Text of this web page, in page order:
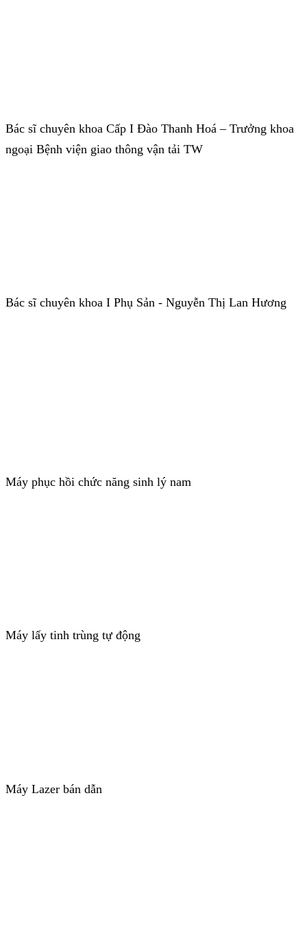
Bác sĩ chuyên khoa Cấp I Đào Thanh Hoá – Trưởng khoa
ngoại Bệnh viện giao thông vận tải TW
Bác sĩ chuyên khoa I Phụ Sản - Nguyễn Thị Lan Hương
Máy phục hồi chức năng sinh lý nam
Máy lấy tinh trùng tự động
Máy Lazer bán dẫn